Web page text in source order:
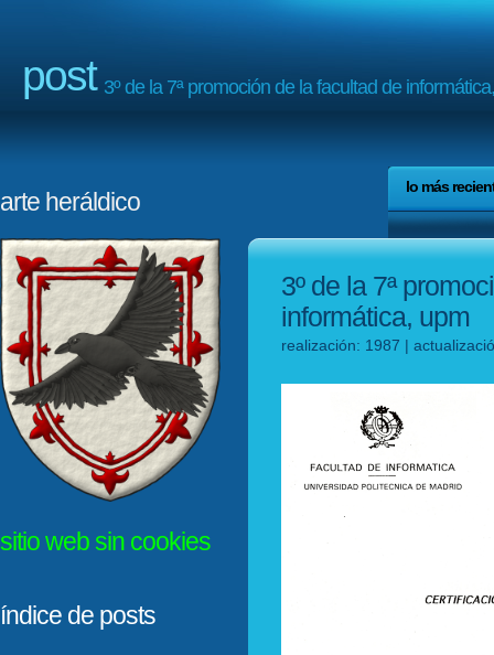
post 3º de la 7ª promoción de la facultad de
lo más
arte heráldico
sitio web sin cookies
índice de posts
3º de la 7ª
informática, upm
realización: 1987 |